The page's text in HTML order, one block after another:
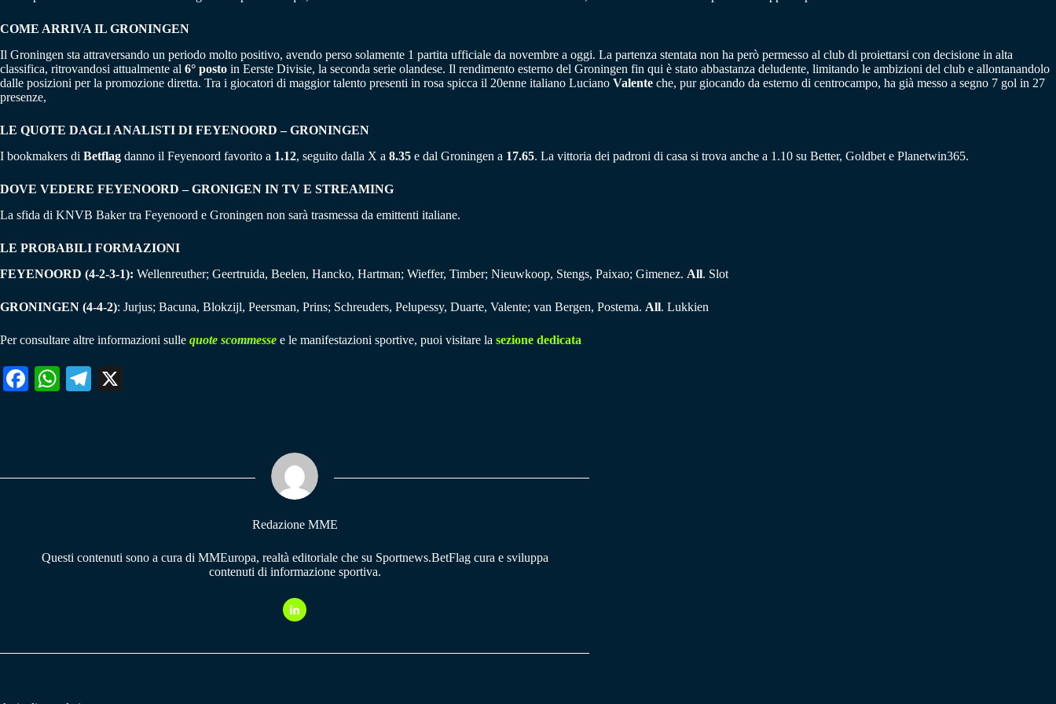
COME ARRIVA IL GRONINGEN
Il Groningen sta attraversando un periodo molto positivo, avendo perso solamente 1 partita ufficiale da novembre a oggi. La partenza stentata non ha però permesso al club di proiettarsi con decisione in alta
classifica, ritrovandosi attualmente al 6° posto in Eerste Divisie, la seconda serie olandese. Il rendimento esterno del Groningen fin qui è stato abbastanza deludente, limitando le ambizioni del club e allontanandolo
dalle posizioni per la promozione diretta. Tra i giocatori di maggior talento presenti in rosa spicca il 20enne italiano Luciano Valente che, pur giocando da esterno di centrocampo, ha già messo a segno 7 gol in 27
presenze,
LE QUOTE DAGLI ANALISTI DI FEYENOORD – GRONINGEN
I bookmakers di Betflag danno il Feyenoord favorito a 1.12, seguito dalla X a 8.35 e dal Groningen a 17.65. La vittoria dei padroni di casa si trova anche a 1.10 su Better, Goldbet e Planetwin365.
DOVE VEDERE FEYENOORD – GRONIGEN IN TV E STREAMING
La sfida di KNVB Baker tra Feyenoord e Groningen non sarà trasmessa da emittenti italiane.
LE PROBABILI FORMAZIONI
FEYENOORD (4-2-3-1): Wellenreuther; Geertruida, Beelen, Hancko, Hartman; Wieffer, Timber; Nieuwkoop, Stengs, Paixao; Gimenez. All. Slot
GRONINGEN (4-4-2): Jurjus; Bacuna, Blokzijl, Peersman, Prins; Schreuders, Pelupessy, Duarte, Valente; van Bergen, Postema. All. Lukkien
Per consultare altre informazioni sulle quote scommesse e le manifestazioni sportive, puoi visitare la sezione dedicata
Fa W
pp
Te
m
Redazione MME
Questi contenuti sono a cura di MMEuropa, realtà editoriale che su Sportnews.BetFlag cura e sviluppa
contenuti di informazione sportiva.